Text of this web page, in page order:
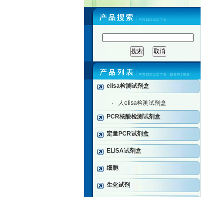
elisa检测试剂盒
·
人elisa检测试剂盒
PCR核酸检测试剂盒
定量PCR试剂盒
ELISA试剂盒
细胞
生化试剂